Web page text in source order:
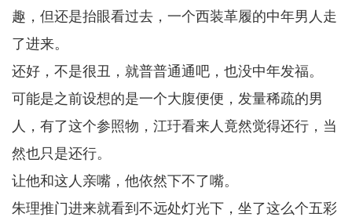
趣，但还是抬眼看过去，一个西装革履的中年男人走
了进来。
还好，不是很丑，就普普通通吧，也没中年发福。
可能是之前设想的是一个大腹便便，发量稀疏的男
人，有了这个参照物，江玗看来人竟然觉得还行，当
然也只是还行。
让他和这人亲嘴，他依然下不了嘴。
朱理推门进来就看到不远处灯光下，坐了这么个五彩